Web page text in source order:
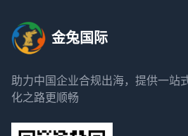
金兔国际
助力中国企业合规出海，提供一站
化之路更顺畅